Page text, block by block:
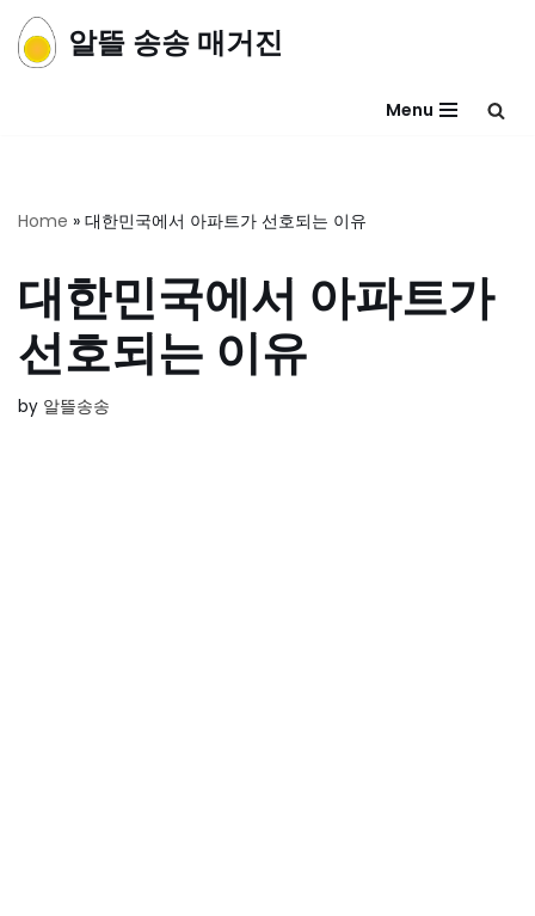
콘
알뜰 송송 매거진
Menu
Home » 대한민국에서 아파트가 선호되는 이유
대한민국에서 아파트가
선호되는 이유
by 알뜰송송